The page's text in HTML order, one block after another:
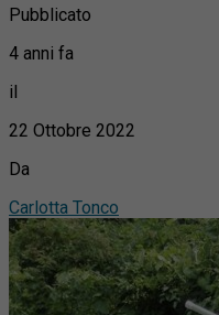
Pubblicato
4 anni fa
il
22 Ottobre 2022
Da
Carlotta Tonco